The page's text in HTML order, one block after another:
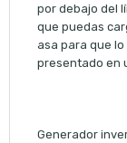
por debajo del
que puedas
asa para que
presentado en
Generador